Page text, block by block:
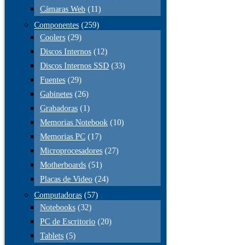
Cámaras Web (11)
Componentes (259)
Coolers (29)
Discos Internos (12)
Discos Internos SSD (33)
Fuentes (29)
Gabinetes (26)
Grabadoras (1)
Memorias Notebook (10)
Memorias PC (17)
Microprocesadores (27)
Motherboards (51)
Placas de Video (24)
Computadoras (57)
Notebooks (32)
PC de Escritorio (20)
Tablets (5)